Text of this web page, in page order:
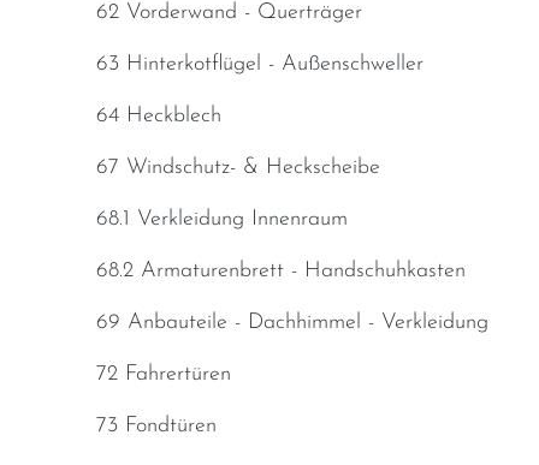
62 Vorderwand - Querträger
63 Hinterkotflügel - Außenschweller
64 Heckblech
67 Windschutz- & Heckscheibe
68.1 Verkleidung Innenraum
68.2 Armaturenbrett - Handschuhkasten
69 Anbauteile - Dachhimmel - Verkleidung
72 Fahrertüren
73 Fondtüren